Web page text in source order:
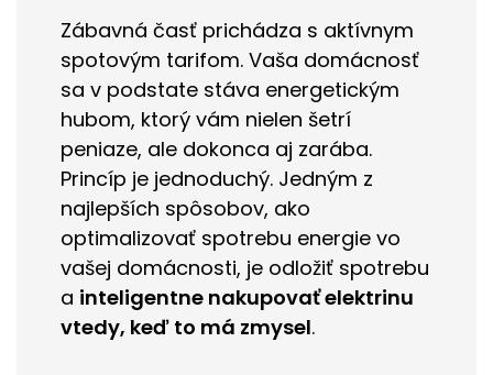
Zábavná časť prichádza s aktívnym
spotovým tarifom. Vaša domácnosť
sa v podstate stáva energetickým
hubom, ktorý vám nielen šetrí
peniaze, ale dokonca aj zarába.
Princíp je jednoduchý. Jedným z
najlepších spôsobov, ako
optimalizovať spotrebu energie vo
vašej domácnosti, je odložiť spotrebu
a inteligentne nakupovať elektrinu
vtedy, keď to má zmysel.